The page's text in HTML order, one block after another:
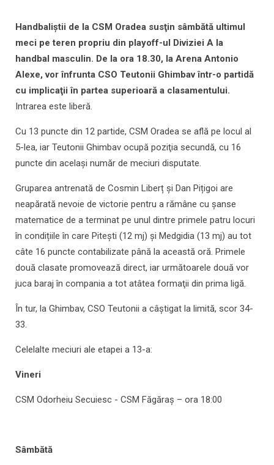
Handbaliştii de la CSM Oradea susţin sâmbătă ultimul
meci pe teren propriu din playoff-ul Diviziei A la
handbal masculin. De la ora 18.30, la Arena Antonio
Alexe, vor înfrunta CSO Teutonii Ghimbav într-o partidă
cu implicaţii în partea superioară a clasamentului.
Intrarea este liberă.
Cu 13 puncte din 12 partide, CSM Oradea se află pe locul al
5-lea, iar Teutonii Ghimbav ocupă poziţia secundă, cu 16
puncte din același număr de meciuri disputate.
Gruparea antrenată de Cosmin Liberț și Dan Pițigoi are
neapărată nevoie de victorie pentru a rămâne cu șanse
matematice de a terminat pe unul dintre primele patru locuri
în condițiile în care Pitești (12 mj) și Medgidia (13 mj) au tot
câte 16 puncte contabilizate până la această oră. Primele
două clasate promovează direct, iar următoarele două vor
juca baraj în compania a tot atâtea formaţii din prima ligă.
În tur, la Ghimbav, CSO Teutonii a câștigat la limită, scor 34-
33.
Celelalte meciuri ale etapei a 13-a:
Vineri
CSM Odorheiu Secuiesc - CSM Făgăraș – ora 18:00
Sâmbătă